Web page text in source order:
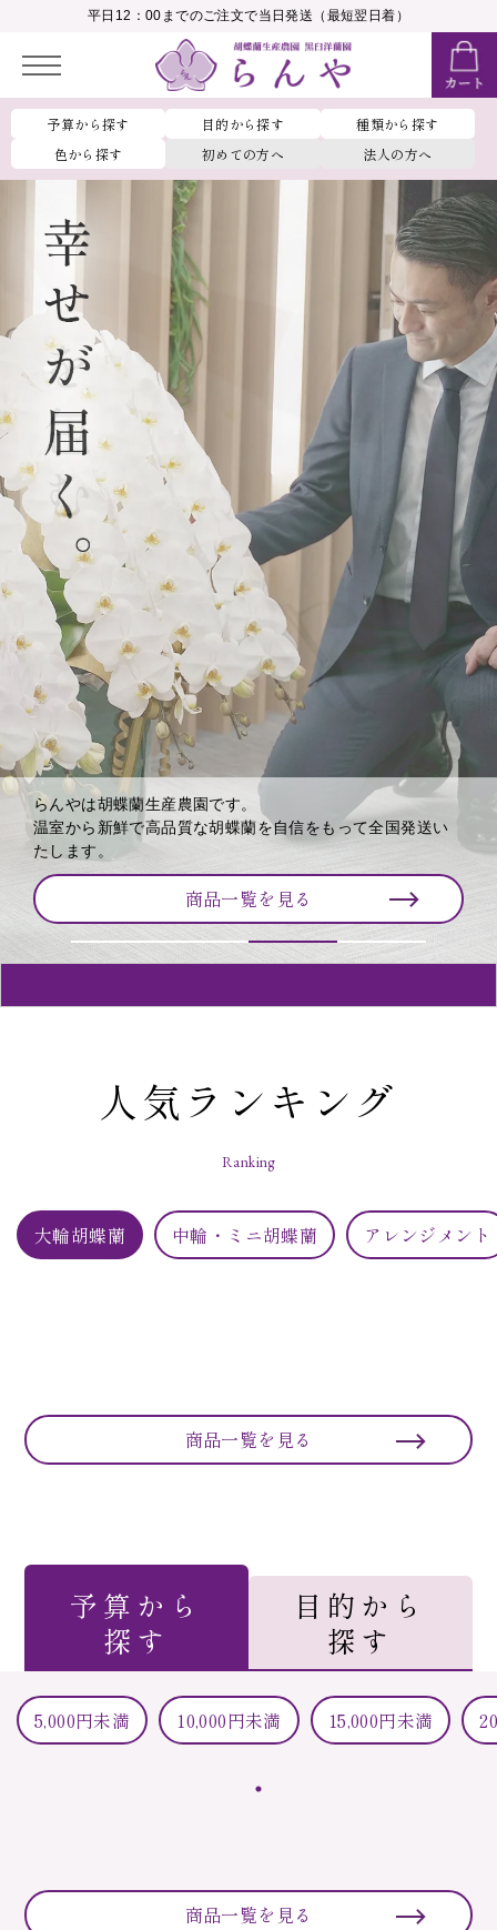
平日12：00までのご注文で当日発送（最短翌日着）
予算から探す 目的から探す
種類から探す
色から探す
初めての方へ 法人の方へ
会員ランク：__MEMBER_RANK_NAME__
らんやは胡蝶蘭生産農園です。
温室から新鮮で高品質な胡蝶蘭を自信をもって全国発送い
たします。
商品一覧を見る
人気ランキング
Ranking
大輪胡蝶蘭 中輪・ミニ胡蝶蘭 アレンジメント
商品一覧を見る
予算から
探す
目的から
探す
5,000円未満 10,000円未満 15,000円未満
商品一覧を見る